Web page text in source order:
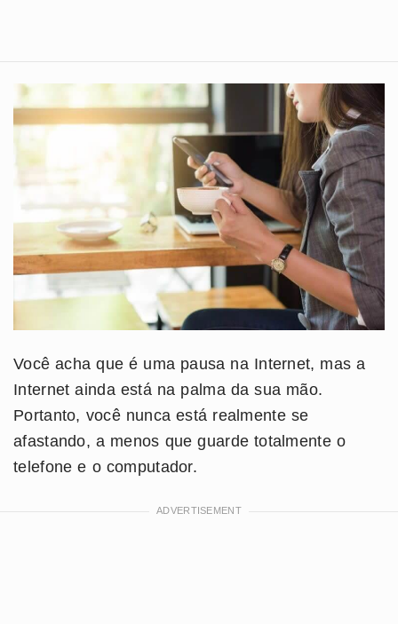
Você acha que é uma pausa na Internet, mas a
Internet ainda está na palma da sua mão.
Portanto, você nunca está realmente se
afastando, a menos que guarde totalmente o
telefone e o computador.